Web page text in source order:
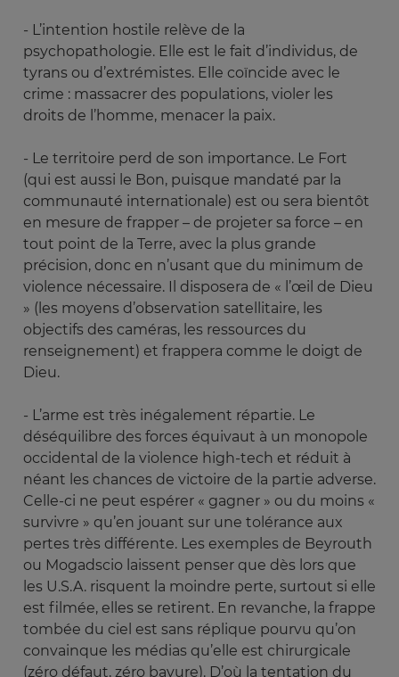
- L’intention hostile relève de la
psychopathologie. Elle est le fait d’individus, de
tyrans ou d’extrémistes. Elle coïncide avec le
crime : massacrer des populations, violer les
droits de l’homme, menacer la paix.
- Le territoire perd de son importance. Le Fort
(qui est aussi le Bon, puisque mandaté par la
communauté internationale) est ou sera bientôt
en mesure de frapper – de projeter sa force – en
tout point de la Terre, avec la plus grande
précision, donc en n’usant que du minimum de
violence nécessaire. Il disposera de « l’œil de Dieu
» (les moyens d’observation satellitaire, les
objectifs des caméras, les ressources du
renseignement) et frappera comme le doigt de
Dieu.
- L’arme est très inégalement répartie. Le
déséquilibre des forces équivaut à un monopole
occidental de la violence high-tech et réduit à
néant les chances de victoire de la partie adverse.
Celle-ci ne peut espérer « gagner » ou du moins «
survivre » qu’en jouant sur une tolérance aux
pertes très différente. Les exemples de Beyrouth
ou Mogadscio laissent penser que dès lors que
les U.S.A. risquent la moindre perte, surtout si elle
est filmée, elles se retirent. En revanche, la frappe
tombée du ciel est sans réplique pourvu qu’on
convainque les médias qu’elle est chirurgicale
(zéro défaut, zéro bavure). D’où la tentation du